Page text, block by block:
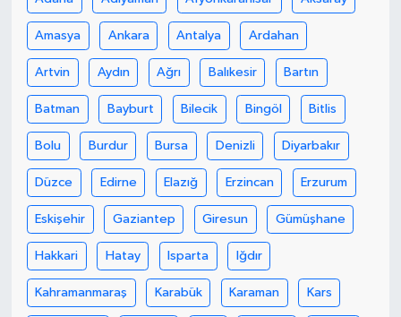
Amasya Ankara Antalya Ardahan
Artvin Aydın Ağrı Balıkesir Bartın
Batman Bayburt Bilecik Bingöl Bitlis
Bolu Burdur Bursa Denizli Diyarbakır
Düzce Edirne Elazığ Erzincan Erzurum
Eskişehir Gaziantep Giresun Gümüşhane
Hakkari Hatay Isparta Iğdır
Kahramanmaraş Karabük Karaman Kars